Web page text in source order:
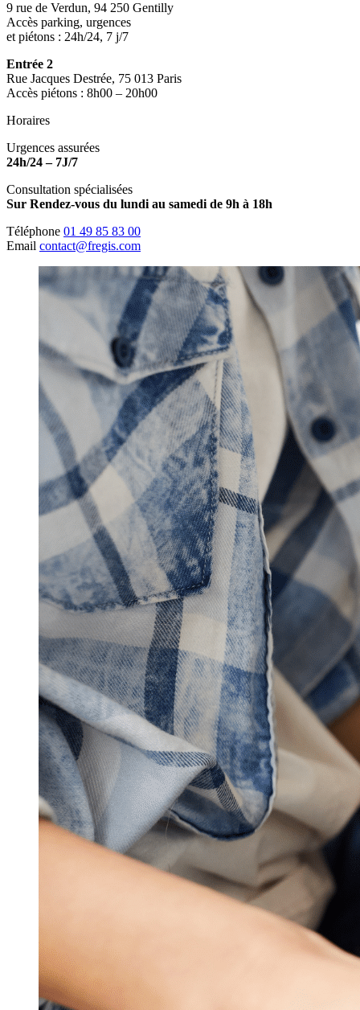
9 rue de Verdun, 94 250 Gentilly
Accès parking, urgences
et piétons : 24h/24, 7 j/7
Entrée 2
Rue Jacques Destrée, 75 013 Paris
Accès piétons : 8h00 – 20h00
Horaires
Urgences assurées
24h/24 – 7J/7
Consultation spécialisées
Sur Rendez-vous du lundi au samedi de 9h à 18h
Téléphone 01 49 85 83 00
Email contact@fregis.com